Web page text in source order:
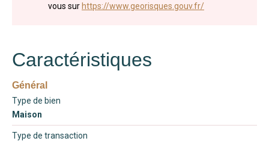
vous surhttps://www.georisques.gouv.fr/
Caractéristiques
Général
Type de bien
Maison
Type de transaction